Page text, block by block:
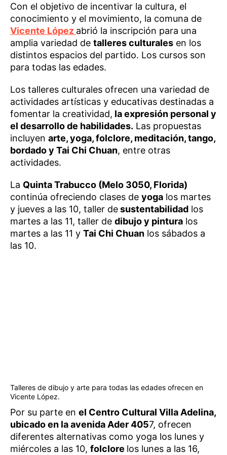
Con el objetivo de incentivar la cultura, el
conocimiento y el movimiento, la comuna de
Vicente López abrió la inscripción para una
amplia variedad de talleres culturales en los
distintos espacios del partido. Los cursos son
para todas las edades.
Los talleres culturales ofrecen una variedad de
actividades artísticas y educativas destinadas a
fomentar la creatividad, la expresión personal y
el desarrollo de habilidades. Las propuestas
incluyen arte, yoga, folclore, meditación, tango,
bordado y Tai Chi Chuan, entre otras
actividades.
La Quinta Trabucco (Melo 3050, Florida)
continúa ofreciendo clases de yoga los martes
y jueves a las 10, taller desustentabilidad los
martes a las 11, taller de dibujo y pintura los
martes a las 11 y Tai Chi Chuan los sábados a
las 10.
Talleres de dibujo y arte para todas las edades ofrecen en
Vicente López.
Por su parte en el Centro Cultural Villa Adelina,
ubicado en la avenida Ader 4057, ofrecen
diferentes alternativas como yoga los lunes y
miércoles a las 10, folclore los lunes a las 16,